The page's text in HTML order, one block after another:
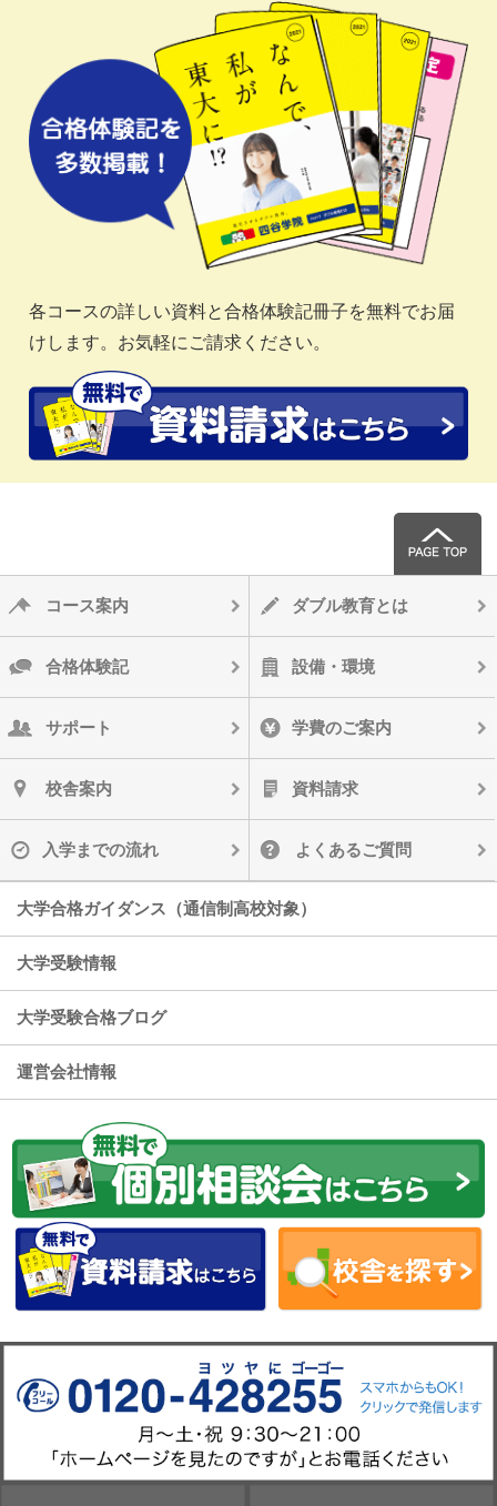
各コースの詳しい資料と合格体験記冊子を無料でお届
けします。お気軽にご請求ください。
コース案内 ダブル教育とは
合格体験記 設備・環境
サポート 学費のご案内
校舎案内 資料請求
入学までの流れ よくあるご質問
大学合格ガイダンス（通信制高校対象）
大学受験情報
大学受験合格ブログ
運営会社情報